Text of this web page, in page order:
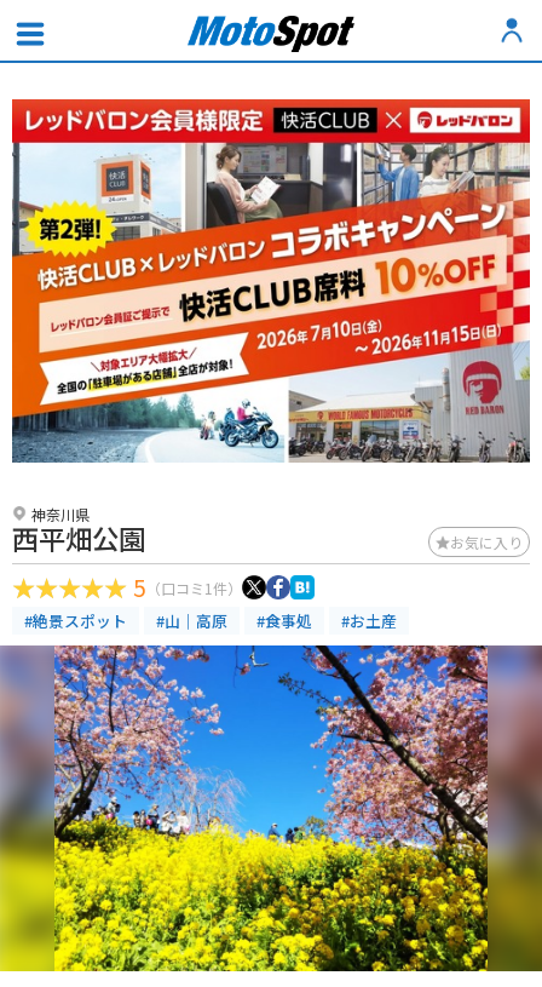
神奈川県
西平畑公園 お気に入り
5 （口コミ1件）
#絶景スポット #山｜高原 #食事処 #お土産